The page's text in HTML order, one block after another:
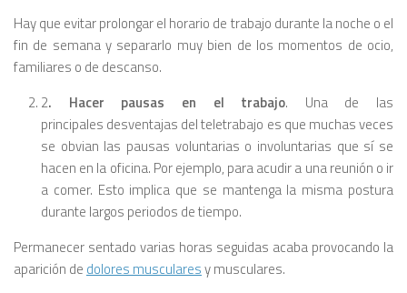
Hay que evitar prolongar el horario de trabajo durante la noche o el
fin de semana y separarlo muy bien de los momentos de ocio,
familiares o de descanso.
2. Hacer pausas en el trabajo. Una de las
principales desventajas del teletrabajo es que muchas veces
se obvian las pausas voluntarias o involuntarias que sí se
hacen en la oficina. Por ejemplo, para acudir a una reunión o ir
a comer. Esto implica que se mantenga la misma postura
durante largos periodos de tiempo.
Permanecer sentado varias horas seguidas acaba provocando la
aparición de dolores muscularesy musculares.